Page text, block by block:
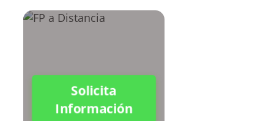
Solicita
Información